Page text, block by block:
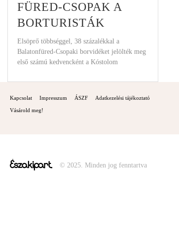
FÜRED-CSOPAK A
BORTURISTÁK
KEDVENCE
Elsöprő többséggel, 38 százalékkal a
Balatonfüred-Csopaki borvidéket jelölték meg
első számú kedvencként a Kóstolom
online felmérés
Kapcsolat Impresszum ÁSZF Adatkezelési tájékoztató
Vásárold meg!
© 2025. Minden jog fenntartva